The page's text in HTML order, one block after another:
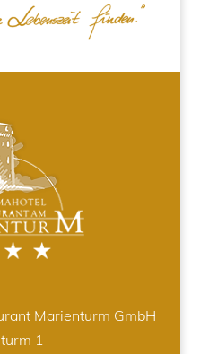
Marienturm GmbH
1